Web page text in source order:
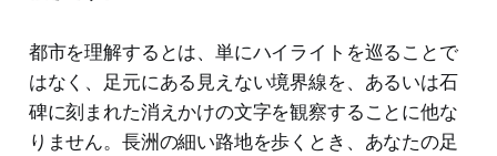
都市を理解するとは、単にハイライトを巡ることで
はなく、足元にある見えない境界線を、あるいは石
碑に刻まれた消えかけの文字を観察することに他な
りません。長洲の細い路地を歩くとき、あなたの足